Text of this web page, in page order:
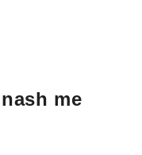
me